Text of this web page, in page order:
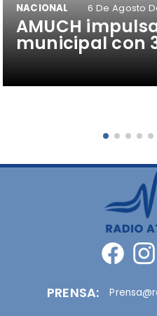
AMUCH
municipal con
NACIONAL 6 De Agosto
PRENSA: